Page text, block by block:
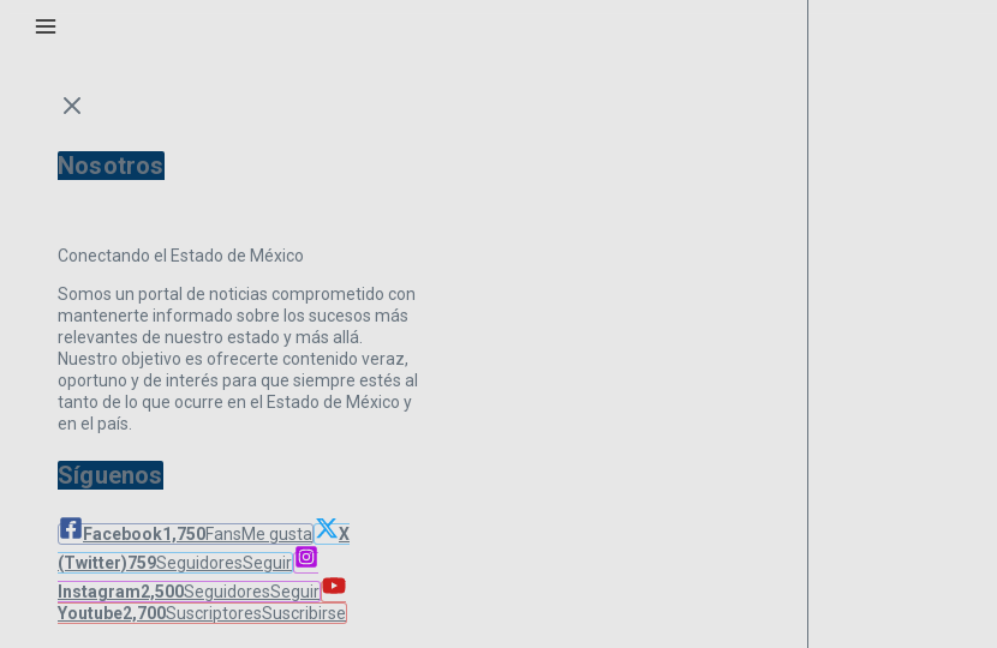
Nosotros
Conectando el Estado de México
Somos un portal de noticias comprometido con
mantenerte informado sobre los sucesos más
relevantes de nuestro estado y más allá.
Nuestro objetivo es ofrecerte contenido veraz,
oportuno y de interés para que siempre estés al
tanto de lo que ocurre en el Estado de México y
en el país.
Síguenos
Facebook1,750FansMe gusta
X
(Twitter)759SeguidoresSeguir
Instagram2,500SeguidoresSeguir
Youtube2,700SuscriptoresSuscribirse